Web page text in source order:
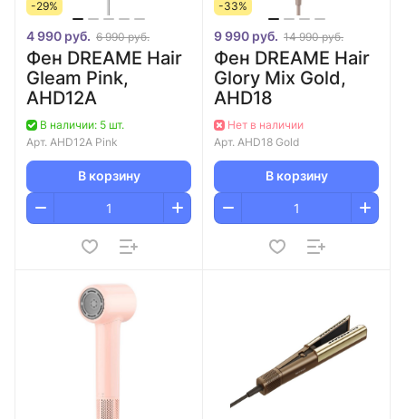
-29%
4 990 руб. 6 990 руб.
Фен DREAME Hair
Gleam Pink,
AHD12A
В наличии: 5 шт.
Арт. AHD12A Pink
В корзину
-33%
9 990 руб. 14 990 руб.
Фен DREAME Hair
Glory Mix Gold,
AHD18
Нет в наличии
Арт. AHD18 Gold
В корзину